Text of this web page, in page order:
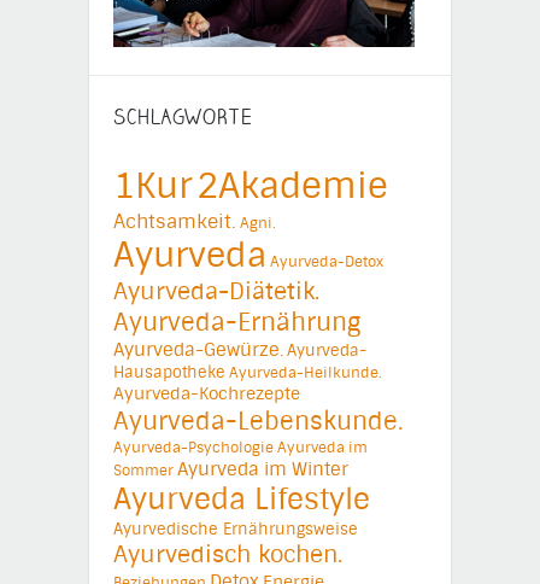
SCHLAGWORTE
1Kur2Akademie
Achtsamkeit. Agni.
Ayurveda Ayurveda-Detox
Ayurveda-Diätetik.
Ayurveda-Ernährung
Ayurveda-Gewürze.Ayurveda-
Hausapotheke Ayurveda-Heilkunde.
Ayurveda-Kochrezepte
Ayurveda-Lebenskunde.
Ayurveda-PsychologieAyurveda im
SommerAyurveda im Winter
Ayurveda Lifestyle
Ayurvedische Ernährungsweise
Ayurvedisch kochen.